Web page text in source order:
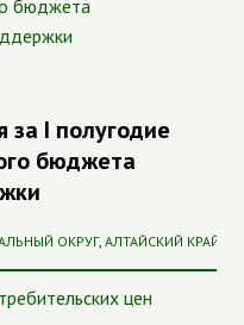
за I полугодие
бюджета
ОКРУГ, АЛТАЙСКИЙ КРАЙ